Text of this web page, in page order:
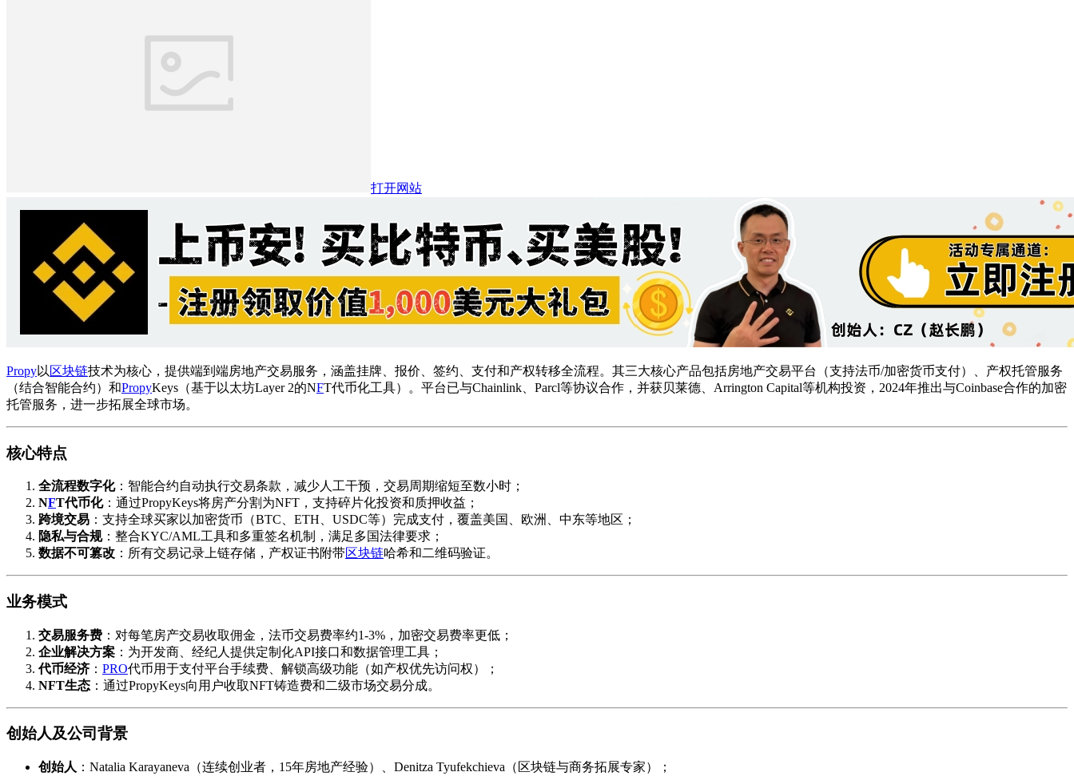
打开网站
Propy以 区块链技术为核心，提供端到端房地产交易服务，涵盖挂牌、报价、签约、支付和产权转移全流程。其三大核心产品包括房地产交易平台（支持法币/加密货币支付）、产权托管服务
（结合智能合约）和PropyKeys（基于以太坊Layer 2的NFT代币化工具）。平台已与Chainlink、Parcl等协议合作，并获贝莱德、Arrington Capital等机构投资，2024年推出与Coinbase合作的加密
托管服务，进一步拓展全球市场。
核心特点
全流程数字化：智能合约自动执行交易条款，减少人工干预，交易周期缩短至数小时；
NFT代币化：通过PropyKeys将房产分割为NFT，支持碎片化投资和质押收益；
跨境交易 ：支持全球买家以加密货币（BTC、ETH、USDC等）完成支付，覆盖美国、欧洲、中东等地区；
隐私与合规：整合KYC/AML工具和多重签名机制，满足多国法律要求；
数据不可篡改 ：所有交易记录上链存储，产权证书附带区块链哈希和二维码验证。
业务模式
交易服务费 ：对每笔房产交易收取佣金，法币交易费率约1-3%，加密交易费率更低；
企业解决方案 ：为开发商、经纪人提供定制化API接口和数据管理工具；
代币经济： PRO代币用于支付平台手续费、解锁高级功能（如产权优先访问权）；
NFT生态 ：通过PropyKeys向用户收取NFT铸造费和二级市场交易分成。
创始人及公司背景
创始人 ：Natalia Karayaneva（连续创业者，15年房地产经验）、Denitza Tyufekchieva（区块链与商务拓展专家）；